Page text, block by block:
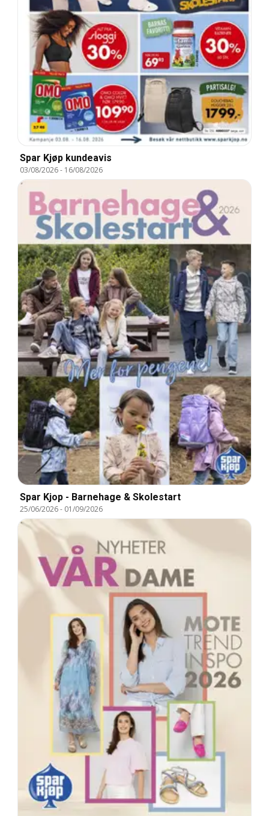
Spar Kjøp kundeavis
03/08/2026- 16/08/2026
Spar Kjop - Barnehage & Skolestart
25/06/2026- 01/09/2026